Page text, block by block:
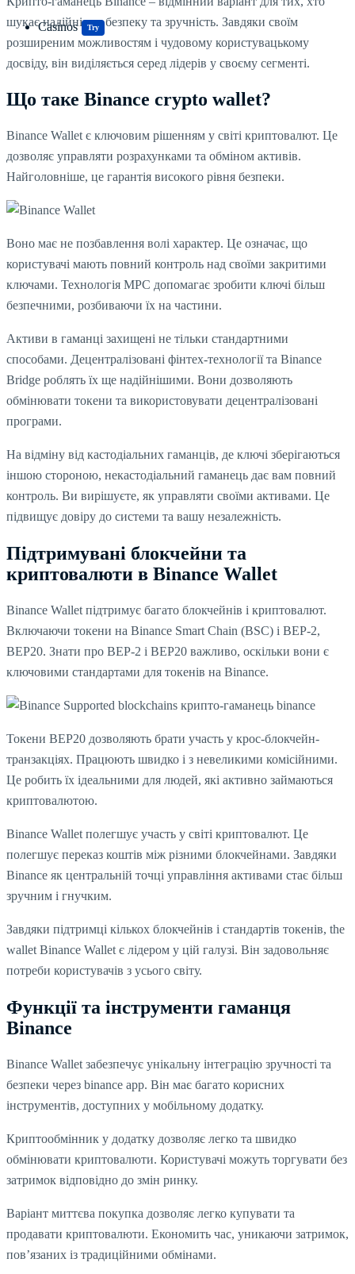
Casinos Try
шукає надійність, безпеку та зручність. Завдяки своїм
розширеним можливостям і чудовому користувацькому
досвіду, він виділяється серед лідерів у своєму сегменті.
Що таке Binance crypto wallet?
Binance Wallet є ключовим рішенням у світі криптовалют. Це
дозволяє управляти розрахунками та обміном активів.
Найголовніше, це гарантія високого рівня безпеки.
Воно має не позбавлення волі характер. Це означає, що
користувачі мають повний контроль над своїми закритими
ключами. Технологія MPC допомагає зробити ключі більш
безпечними, розбиваючи їх на частини.
Активи в гаманці захищені не тільки стандартними
способами. Децентралізовані фінтех-технології та Binance
Bridge роблять їх ще надійнішими. Вони дозволяють
обмінювати токени та використовувати децентралізовані
програми.
На відміну від кастодіальних гаманців, де ключі зберігаються
іншою стороною, некастодіальний гаманець дає вам повний
контроль. Ви вирішуєте, як управляти своїми активами. Це
підвищує довіру до системи та вашу незалежність.
Підтримувані блокчейни та
криптовалюти в Binance Wallet
Binance Wallet підтримує багато блокчейнів і криптовалют.
Включаючи токени на Binance Smart Chain (BSC) і BEP-2,
BEP20. Знати про BEP-2 і BEP20 важливо, оскільки вони є
ключовими стандартами для токенів на Binance.
Токени BEP20 дозволяють брати участь у крос-блокчейн-
транзакціях. Працюють швидко і з невеликими комісійними.
Це робить їх ідеальними для людей, які активно займаються
криптовалютою.
Binance Wallet полегшує участь у світі криптовалют. Це
полегшує переказ коштів між різними блокчейнами. Завдяки
Binance як центральній точці управління активами стає більш
зручним і гнучким.
Завдяки підтримці кількох блокчейнів і стандартів токенів, the
wallet Binance Wallet є лідером у цій галузі. Він задовольняє
потреби користувачів з усього світу.
Функції та інструменти гаманця
Binance
Binance Wallet забезпечує унікальну інтеграцію зручності та
безпеки через binance app. Він має багато корисних
інструментів, доступних у мобільному додатку.
Криптообмінник у додатку дозволяє легко та швидко
обмінювати криптовалюти. Користувачі можуть торгувати без
затримок відповідно до змін ринку.
Варіант миттєва покупка дозволяє легко купувати та
продавати криптовалюти. Економить час, уникаючи затримок,
пов’язаних із традиційними обмінами.